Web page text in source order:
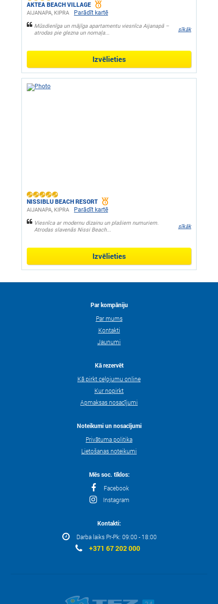
AKTEA BEACH VILLAGE
AIJANAPA, KIPRA Parādīt kartē
Mūsdienīga un mājīga apartamentu viesnīca Aijanapā –
atrodas pie glezna un nomaļa...
sīkāk
Izvēlieties
NISSIBLU BEACH RESORT
AIJANAPA, KIPRA Parādīt kartē
Viesnīca ar modernu dizainu un plašiem numuriem.
Atrodas slavenās Nissi Beach...
sīkāk
Izvēlieties
Par kompāniju
Par mums
Kontakti
Jaunumi
Kā rezervēt
Kā pirkt ceļojumu online
Kur nopirkt
Apmaksas nosacījumi
Noteikumi un nosacījumi
Privātuma politika
Lietošanas noteikumi
Mēs soc. tīklos:
Facebook
Instagram
Kontakti:
Darba laiks Pr-Pk: 09:00 - 18:00
+371 67 202 000